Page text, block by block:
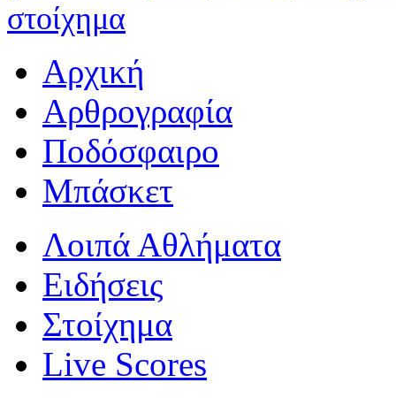
στοίχημα
Αρχική
Αρθρογραφία
Ποδόσφαιρο
Μπάσκετ
Λοιπά Αθλήματα
Ειδήσεις
Στοίχημα
Live Scores